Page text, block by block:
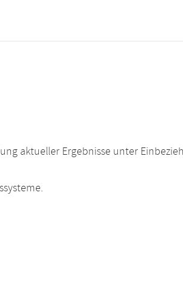
aktueller Ergebnisse unter